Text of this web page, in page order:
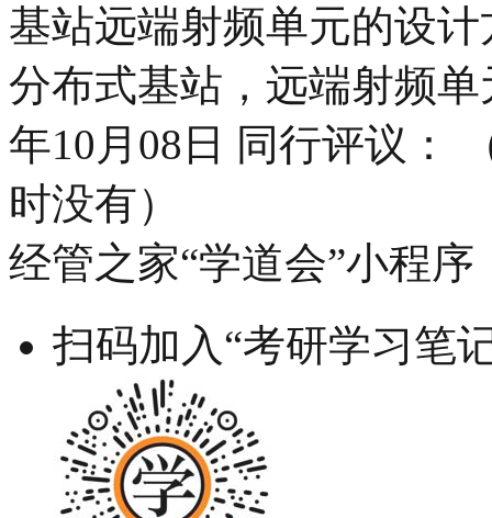
基站远端射频单元的设
分布式基站，远端射频
年10月08日 同行评议：
时没有）
经管之家“学道会”小程序
扫码加入“考研学习笔